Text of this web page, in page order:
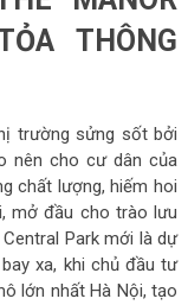
THÔNG
trường sửng sốt bởi
nên cho cư dân của
chất lượng, hiếm hoi
mở đầu cho trào lưu
Park mới là dự
xa, khi chủ đầu tư
lớn nhất Hà Nội, tạo